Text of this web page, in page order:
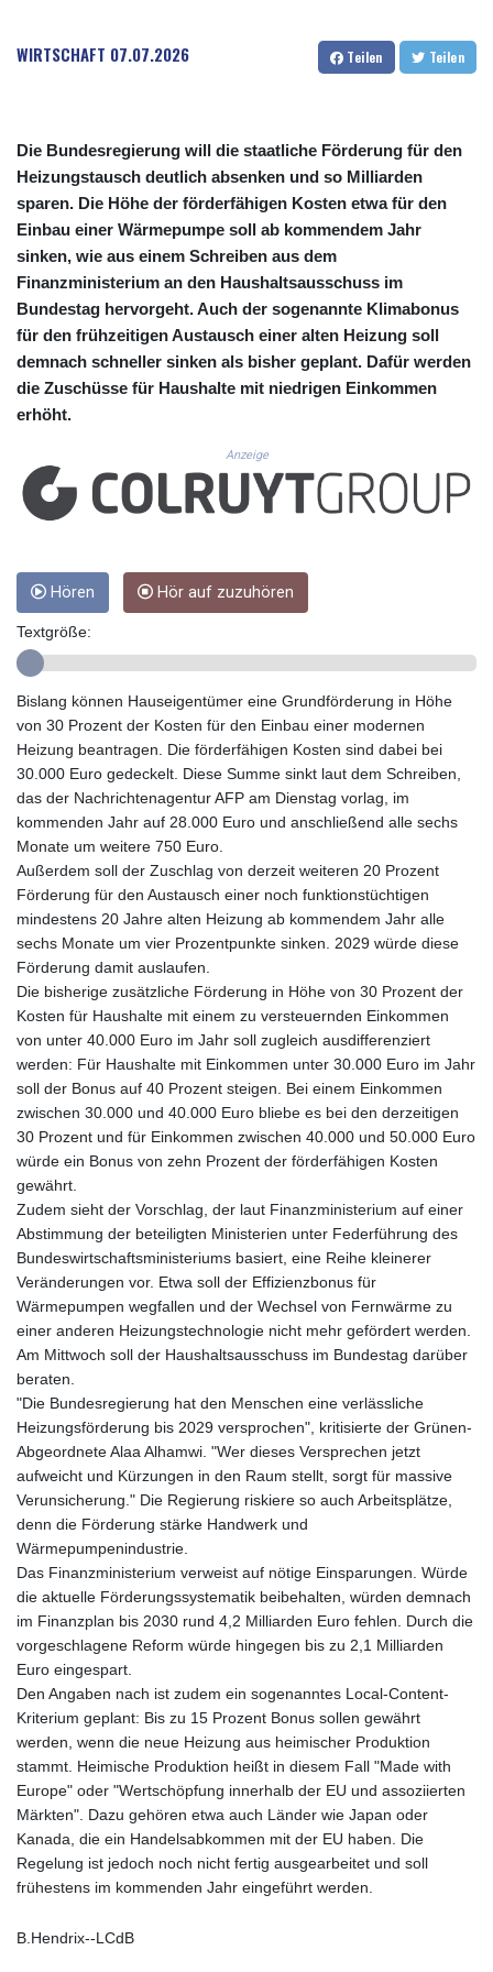
CVE 110.26363
CZK 24.258158
DOP 67.289164
DZD 152.967099
EGP 57.293288
ERN 17.342035
ETB 186.049588
FKP 0.8566
GBP 0.856968
GEL 3.017966
GGP 0.8566
GHS 13.526832
GNF 10123.874202
GTQ 8.794891
GYD 241.157003
HRK 7.536622
HTG 150.718127
IDR 20580.370421
IMP 0.8566
INR 110.076256
IQD 1509.981237
IRR
1590322.371805
ISK 142.598215
JMD 183.057725
JOD 0.819746
JPY 182.445186
KES 149.158147
KHR 4681.941823
KMF 492.514185
KRW 1627.712241
KWD 0.356853
KYD 0.960588
KZT 540.233287
LAK 26025.676609
LBP
LKR 386.635196
LRD 208.057415
LSL 18.726567
LTL 3.413768
LVL 0.699335
LYD 7.331909
MAD 10.743067
MGA 4918.938878
MKD 61.524236
MMK 2427.596601
MNT 4159.0218
MOP 9.314584
MRU 46.338424
MVR 17.862733
MWK 1998.775164
MXN 19.811945
MYR 4.728715
NAD 18.726567
NGN 1577.963717
NIO 42.419473
NOK 10.99759
NPR 175.501819
NZD 1.961547
OMR 0.442445
PAB 1.152686
PEN 3.903651
WIRTSCHAFT 07.07.2026 Teilen Teilen
Die Bundesregierung will die staatliche Förderung für den
Heizungstausch deutlich absenken und so Milliarden
sparen. Die Höhe der förderfähigen Kosten etwa für den
Einbau einer Wärmepumpe soll ab kommendem Jahr
sinken, wie aus einem Schreiben aus dem
Finanzministerium an den Haushaltsausschuss im
Bundestag hervorgeht. Auch der sogenannte Klimabonus
für den frühzeitigen Austausch einer alten Heizung soll
demnach schneller sinken als bisher geplant. Dafür werden
die Zuschüsse für Haushalte mit niedrigen Einkommen
erhöht.
Anzeige
Hören Hör auf zuzuhören
Textgröße:
Bislang können Hauseigentümer eine Grundförderung in Höhe
von 30 Prozent der Kosten für den Einbau einer modernen
Heizung beantragen. Die förderfähigen Kosten sind dabei bei
30.000 Euro gedeckelt. Diese Summe sinkt laut dem Schreiben,
das der Nachrichtenagentur AFP am Dienstag vorlag, im
kommenden Jahr auf 28.000 Euro und anschließend alle sechs
Monate um weitere 750 Euro.
Außerdem soll der Zuschlag von derzeit weiteren 20 Prozent
Förderung für den Austausch einer noch funktionstüchtigen
mindestens 20 Jahre alten Heizung ab kommendem Jahr alle
sechs Monate um vier Prozentpunkte sinken. 2029 würde diese
Förderung damit auslaufen.
Die bisherige zusätzliche Förderung in Höhe von 30 Prozent der
Kosten für Haushalte mit einem zu versteuernden Einkommen
von unter 40.000 Euro im Jahr soll zugleich ausdifferenziert
werden: Für Haushalte mit Einkommen unter 30.000 Euro im Jahr
soll der Bonus auf 40 Prozent steigen. Bei einem Einkommen
zwischen 30.000 und 40.000 Euro bliebe es bei den derzeitigen
30 Prozent und für Einkommen zwischen 40.000 und 50.000 Euro
würde ein Bonus von zehn Prozent der förderfähigen Kosten
gewährt.
Zudem sieht der Vorschlag, der laut Finanzministerium auf einer
Abstimmung der beteiligten Ministerien unter Federführung des
Bundeswirtschaftsministeriums basiert, eine Reihe kleinerer
Veränderungen vor. Etwa soll der Effizienzbonus für
Wärmepumpen wegfallen und der Wechsel von Fernwärme zu
einer anderen Heizungstechnologie nicht mehr gefördert werden.
Am Mittwoch soll der Haushaltsausschuss im Bundestag darüber
beraten.
"Die Bundesregierung hat den Menschen eine verlässliche
Heizungsförderung bis 2029 versprochen", kritisierte der Grünen-
Abgeordnete Alaa Alhamwi. "Wer dieses Versprechen jetzt
aufweicht und Kürzungen in den Raum stellt, sorgt für massive
Verunsicherung." Die Regierung riskiere so auch Arbeitsplätze,
denn die Förderung stärke Handwerk und
Wärmepumpenindustrie.
Das Finanzministerium verweist auf nötige Einsparungen. Würde
die aktuelle Förderungssystematik beibehalten, würden demnach
im Finanzplan bis 2030 rund 4,2 Milliarden Euro fehlen. Durch die
vorgeschlagene Reform würde hingegen bis zu 2,1 Milliarden
Euro eingespart.
Den Angaben nach ist zudem ein sogenanntes Local-Content-
Kriterium geplant: Bis zu 15 Prozent Bonus sollen gewährt
werden, wenn die neue Heizung aus heimischer Produktion
stammt. Heimische Produktion heißt in diesem Fall "Made with
Europe" oder "Wertschöpfung innerhalb der EU und assoziierten
Märkten". Dazu gehören etwa auch Länder wie Japan oder
Kanada, die ein Handelsabkommen mit der EU haben. Die
Regelung ist jedoch noch nicht fertig ausgearbeitet und soll
frühestens im kommenden Jahr eingeführt werden.
B.Hendrix--LCdB